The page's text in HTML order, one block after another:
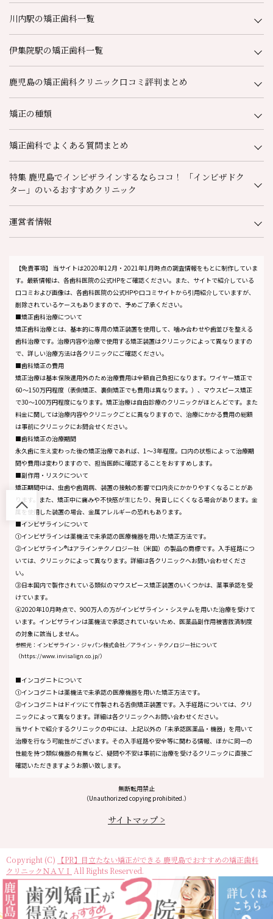
川内駅の矯正歯科一覧
伊集院駅の矯正歯科一覧
鹿児島の矯正歯科クリニック口コミ評判まとめ
矯正の種類
矯正歯科でよくある質問まとめ
特集 鹿児島でインビザラインするならココ！ 「インビザドク
ター」のいるおすすめクリニック
運営者情報
【免責事項】 当サイトは2020年12月・2021年1月時点の調査情報をもとに制作していま
す。最新情報は、各歯科医院の公式HPをご確認ください。また、サイトで紹介している
口コミおよび画像は、各歯科医院の公式HPや口コミサイトから引用紹介していますが、
削除されているケースもありますので、予めご了承ください。
■矯正歯科治療について
矯正歯科治療とは、基本的に専用の矯正装置を使用して、噛み合わせや歯並びを整える
歯科治療です。治療内容や治療で使用する矯正装置はクリニックによって異なりますの
で、詳しい治療方法は各クリニックにご確認ください。
■歯科矯正の費用
矯正治療は基本保険適用外のため治療費用は全額自己負担になります。ワイヤー矯正で
60～150万円程度（表側矯正、裏側矯正でも費用は異なります。）、マウスピース矯正
で30～100万円程度になります。矯正治療は自由診療のクリニックがほとんどです。また
料金に関しては治療内容やクリニックごとに異なりますので、治療にかかる費用の総額
は事前にクリニックにお問合せください。
■歯科矯正の治療期間
永久歯に生え変わった後の矯正治療であれば、1～3年程度。口内の状態によって治療期
間や費用は変わりますので、担当医師に確認することをおすすめします。
■副作用・リスクについて
矯正期間中は、虫歯や歯周病、装置の接触の影響で口内炎にかかりやすくなることがあ
ります。また、矯正中に痛みや不快感が生じたり、発音しにくくなる場合があります。金
属を使用した装置の場合、金属アレルギーの恐れもあります。
■インビザラインについて
①インビザラインは薬機法で未承認の医療機器を用いた矯正方法です。
②インビザライン®はアラインテクノロジー社（米国）の製品の商標です。入手経路につ
いては、クリニックによって異なります。詳細は各クリニックへお問い合わせくださ
い。
③日本国内で製作されている類似のマウスピース矯正装置のいくつかは、薬事承認を受
けています。
④2020年10月時点で、900万人の方がインビザライン・システムを用いた治療を受けて
います。インビザラインは薬機法で承認されていないため、医薬品副作用被害救済制度
の対象に該当しません。
参照元：インビザライン・ジャパン株式会社／アライン・テクノロジー社について
（https://www.invisalign.co.jp/）
■インコグニトについて
①インコグニトは薬機法で未承認の医療機器を用いた矯正方法です。
②インコグニトはドイツにて作製される舌側矯正装置です。入手経路については、クリ
ニックによって異なります。詳細は各クリニックへお問い合わせください。
当サイトで紹介するクリニックの中には、上記以外の「未承認医薬品・機器」を用いて
治療を行なう可能性がございます。その入手経路や安全等に関わる情報、ほかに同一の
性能を持つ類似機器の有無など、疑問や不安は事前に治療を受けるクリニックに直接ご
確認いただきますようお願い致します。
無断転用禁止
（Unauthorized copying prohibited.）
サイトマップ >
Copyright (C)
目立たない矯正ができる 鹿児島でおすすめの矯正歯科
クリニックＮＡＶＩ All Rights Reserved.